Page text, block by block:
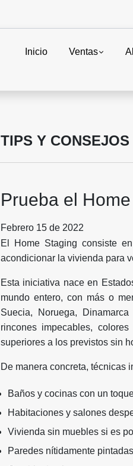
Inicio Ventas
TIPS Y CONSEJOS
Prueba el
Febrero 15 de 2022
El Home Staging consiste
acondicionar la vivienda para
Esta iniciativa nace en
mundo entero, con más o
Suecia, Noruega,
rincones impecables,
superiores a los previstos sin
De manera concreta, técnicas
Baños y cocinas con un
Habitaciones y salones
Vivienda sin muebles si es
Paredes nítidamente pintadas